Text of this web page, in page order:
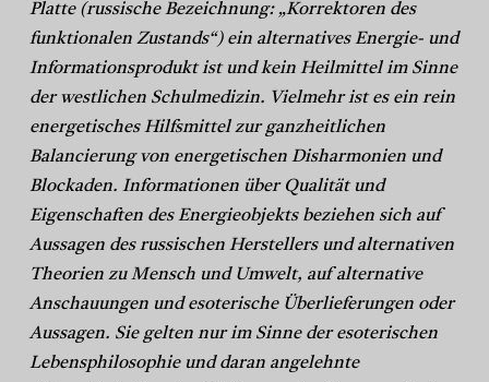
Platte (russische Bezeichnung: „Korrektoren des
funktionalen Zustands“) ein alternatives Energie- und
Informationsprodukt ist und kein Heilmittel im Sinne
der westlichen Schulmedizin. Vielmehr ist es ein rein
energetisches Hilfsmittel zur ganzheitlichen
Balancierung von energetischen Disharmonien und
Blockaden. Informationen über Qualität und
Eigenschaften des Energieobjekts beziehen sich auf
Aussagen des russischen Herstellers und alternativen
Theorien zu Mensch und Umwelt, auf alternative
Anschauungen und esoterische Überlieferungen oder
Aussagen. Sie gelten nur im Sinne der esoterischen
Lebensphilosophie und daran angelehnte